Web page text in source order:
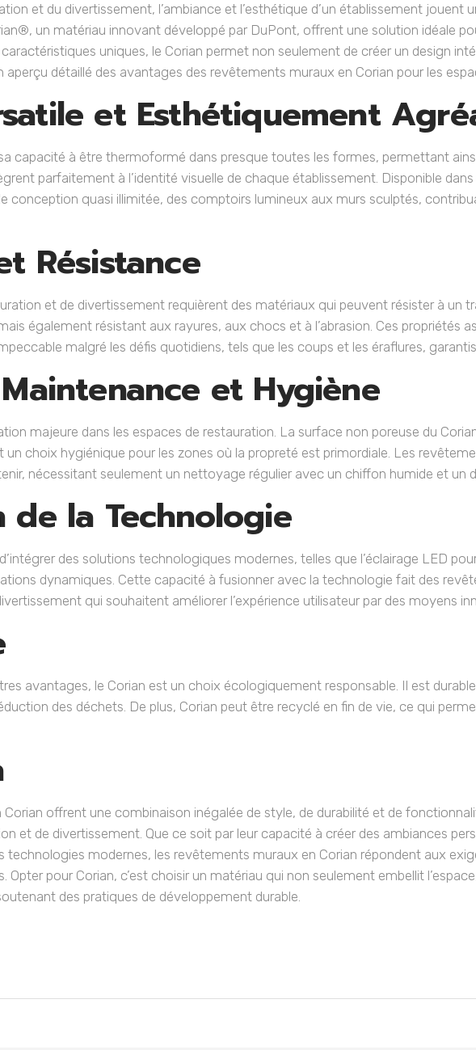
et du divertissement, l’ambiance et l’esthétique d’un établissement jouent
un matériau innovant développé par DuPont, offrent une solution idéale
uniques, le Corian permet non seulement de créer un design
aperçu détaillé des avantages des revêtements muraux en Corian pour les
et Esthétiquement
capacité à être thermoformé dans presque toutes les formes, permettant
parfaitement à l’identité visuelle de chaque établissement. Disponible
conception quasi illimitée, des comptoirs lumineux aux murs sculptés,
Résistance
et de divertissement requièrent des matériaux qui peuvent résister à un
également résistant aux rayures, aux chocs et à l’abrasion. Ces propriétés
malgré les défis quotidiens, tels que les coups et les éraflures,
et Hygiène
majeure dans les espaces de restauration. La surface non poreuse du
un choix hygiénique pour les zones où la propreté est primordiale. Les
nécessitant seulement un nettoyage régulier avec un chiffon humide et un
la Technologie
des solutions technologiques modernes, telles que l’éclairage LED
dynamiques. Cette capacité à fusionner avec la technologie fait des
qui souhaitent améliorer l’expérience utilisateur par des moyens
avantages, le Corian est un choix écologiquement responsable. Il est
des déchets. De plus, Corian peut être recyclé en fin de vie, ce qui
offrent une combinaison inégalée de style, de durabilité et de
et de divertissement. Que ce soit par leur capacité à créer des ambiances
technologies modernes, les revêtements muraux en Corian répondent aux
pour Corian, c’est choisir un matériau qui non seulement embellit
des pratiques de développement durable.